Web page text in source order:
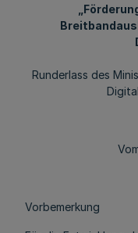
Runderlass des
Vorbemerkung